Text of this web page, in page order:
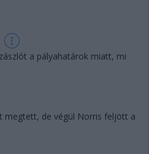
a pályahatárok miatt, mi
megtett, de végül Norris feljött a